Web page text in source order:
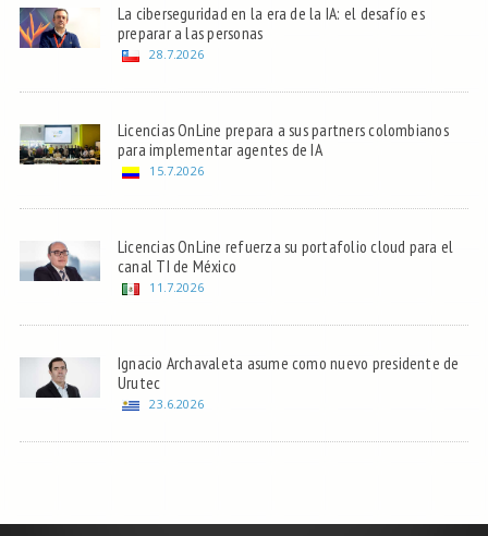
La ciberseguridad en la era de la IA: el desafío es
preparar a las personas
28.7.2026
Licencias OnLine prepara a sus partners colombianos
para implementar agentes de IA
15.7.2026
Licencias OnLine refuerza su portafolio cloud para el
canal TI de México
11.7.2026
Ignacio Archavaleta asume como nuevo presidente de
Urutec
23.6.2026